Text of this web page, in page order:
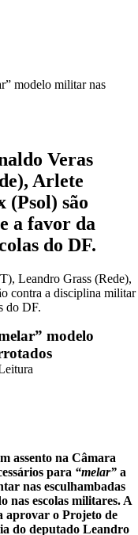
modelo militar nas
Veras
Arlete
(Psol) são
a favor da
do DF.
Leandro Grass (Rede),
contra a disciplina militar
do DF.
modelo
assento na Câmara
para “melar” a
nas esculhambadas
nas escolas militares. A
aprovar o Projeto de
do deputado Leandro